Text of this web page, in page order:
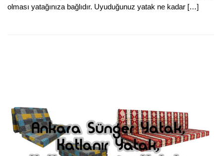
olması yatağınıza bağlıdır. Uyuduğunuz yatak ne kadar […]